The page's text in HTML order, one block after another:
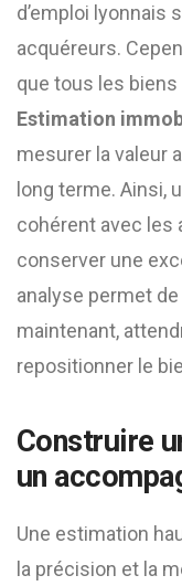
d’emploi lyonnais
acquéreurs.
que tous les biens
Estimation
mesurer la valeur
long terme. Ainsi,
cohérent avec
conserver une
analyse permet
maintenant,
repositionner le
Construire
un
Une estimation
la précision et la